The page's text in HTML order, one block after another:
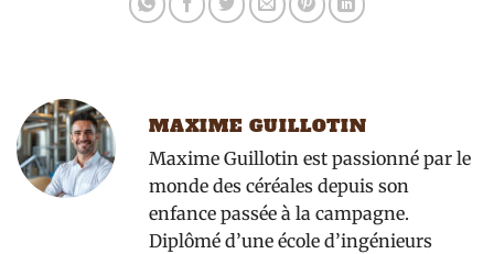
traditionnels en
Provence
MAXIME GUILLOTIN
Maxime Guillotin est passionné par le
monde des céréales depuis son
enfance passée à la campagne.
Diplômé d’une école d’ingénieurs